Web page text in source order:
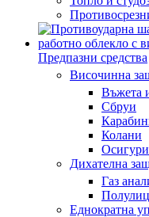
Предпазни средства
Височинна
Въжета
Сбруи
Колани
Дихателна
Газ
Еднократна